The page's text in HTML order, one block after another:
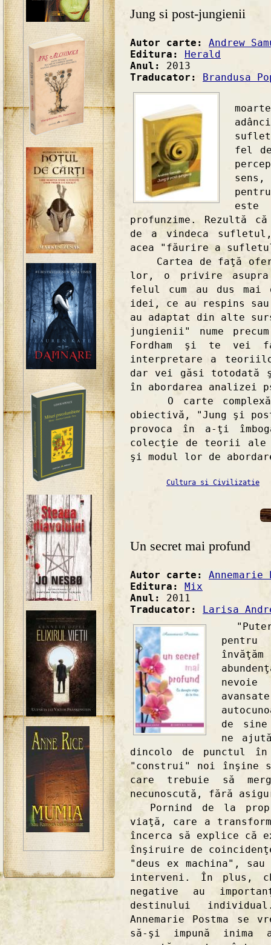
Jung si post-jungienii
Autor carte: Andrew
Editura:
Herald
Anul: 2013
Traducator:
Brandusa
fel
sens,
este
profunzime. Rezultă
de a vindeca
acea "făurire a
Cartea de faţă
lor, o privire
felul cum au dus mai
idei, ce au respins
au adaptat din alte
jungienii" nume
Fordham şi te vei
interpretare a
dar vei găsi totodată
în abordarea analizei
O carte
obiectivă, "Jung şi
provoca în a-ţi
colecţie de teorii ale
şi modul lor de
Cultura si Civilizatie
Un secret mai profund
Autor carte: Annemarie
Editura: Mix
Anul: 2011
Traducator: Larisa
de
ne
dincolo de punctul
"construi" noi înşine
care trebuie să
necunoscută, fără
Pornind de la
viaţă, care a
încerca să explice că
înşiruire de
"deus ex machina",
interveni. În plus,
negative au
destinului
Annemarie Postma se
să-şi impună inima